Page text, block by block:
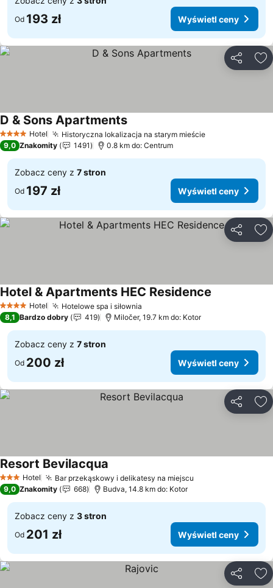
Od 193 zł Wyświetl ceny
4 KategoriaHotel Historyczna lokalizacja na starym mieście
D & Sons Apartments
9,0 Znakomity 1491 0.8 km do: Centrum
Zobacz ceny z 7 stron
Od 197 zł Wyświetl ceny
4 KategoriaHotel Hotelowe spa i siłownia
Hotel & Apartments HEC Residence
8,1 Bardzo dobry 419 Miločer, 19.7 km do: Kotor
Zobacz ceny z 7 stron
Od 200 zł Wyświetl ceny
3 Kategoria
Hotel Bar przekąskowy i delikatesy na miejscu
Resort Bevilacqua
9,0 Znakomity 668 Budva, 14.8 km do: Kotor
Zobacz ceny z 3 stron
Od 201 zł Wyświetl ceny